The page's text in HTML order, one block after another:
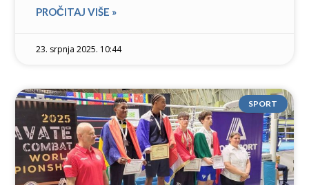
PROČITAJ VIŠE »
23. srpnja 2025. 10:44
SPORT